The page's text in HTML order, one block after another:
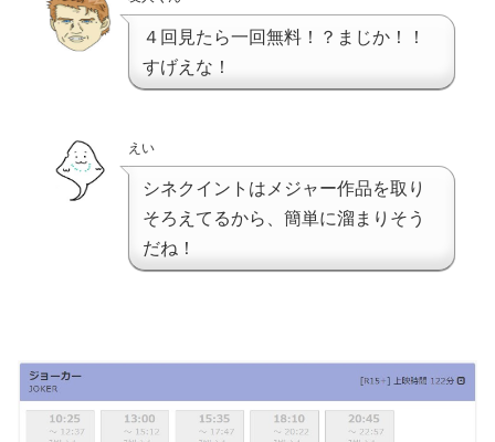
４回見たら一回無料！？まじか！！
すげえな！
えい
シネクイントはメジャー作品を取り
そろえてるから、簡単に溜まりそう
だね！